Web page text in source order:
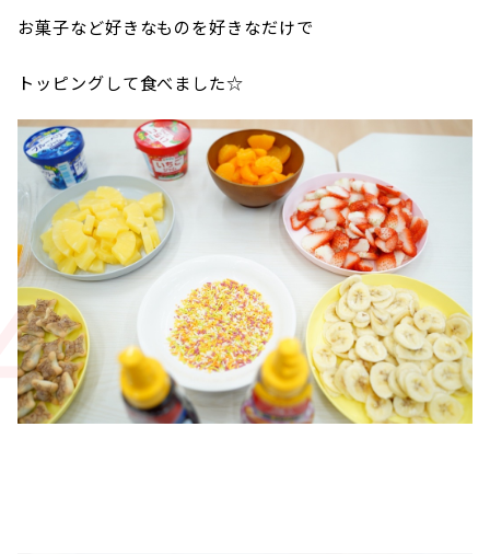
お菓子など好きなものを好きなだけで
トッピングして食べました☆